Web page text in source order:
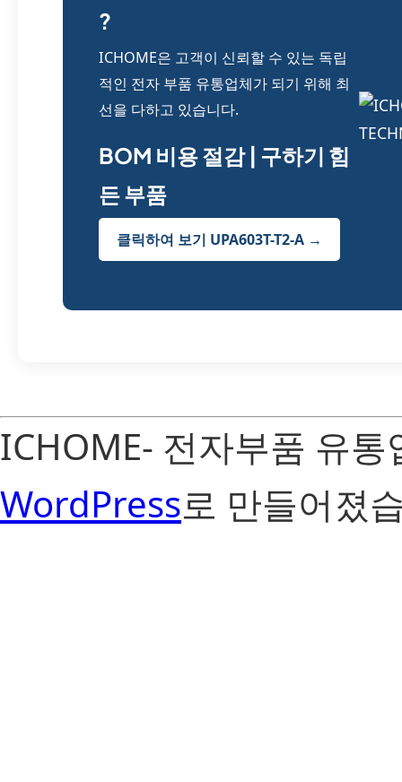
?
ICHOME은 고객이 신뢰할 수 있는 독립
적인 전자 부품 유통업체가 되기 위해 최
선을 다하고 있습니다.
BOM 비용 절감 | 구하기 힘
든 부품
클릭하여 보기 UPA603T-T2-A →
ICHOME- 전자부품 유
WordPress로 만들어졌